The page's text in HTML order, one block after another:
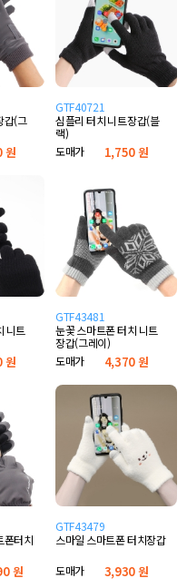
갑(그
원
GTF40721
심플리 터치 니트장갑(블
랙)
도매가
1,750 원
니트
원
GTF43481
눈꽃 스마트폰 터치 니트
장갑(그레이)
도매가
4,370 원
폰터치
원
GTF43479
스마일 스마트폰 터치장갑
도매가
3,930 원